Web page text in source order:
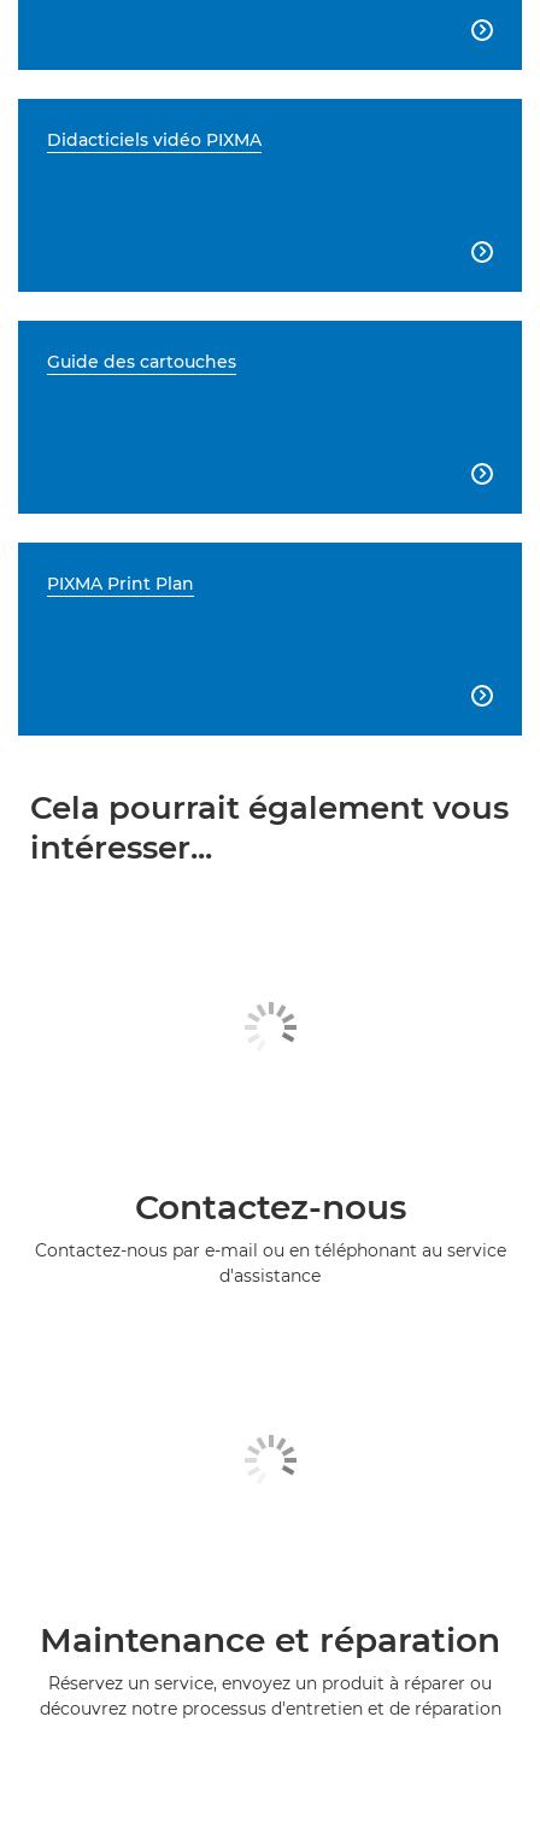

Didacticiels vidéo PIXMA

Guide des cartouches

PIXMA Print Plan

Cela pourrait également vous
intéresser...
Contactez-nous
Contactez-nous par e-mail ou en téléphonant au service
d'assistance
Maintenance et réparation
Réservez un service, envoyez un produit à réparer ou
découvrez notre processus d'entretien et de réparation